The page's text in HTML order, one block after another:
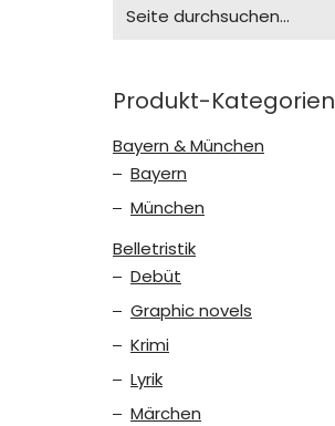
for:
Produkt-Kategorien
Bayern & München
Bayern
München
Belletristik
Debüt
Graphic novels
Krimi
Lyrik
Märchen